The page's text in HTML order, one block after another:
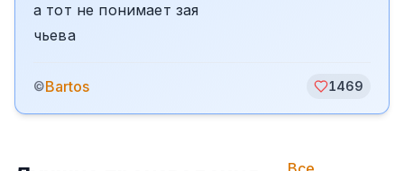
а тот не понимает зая
чьева
©Bartos 1469